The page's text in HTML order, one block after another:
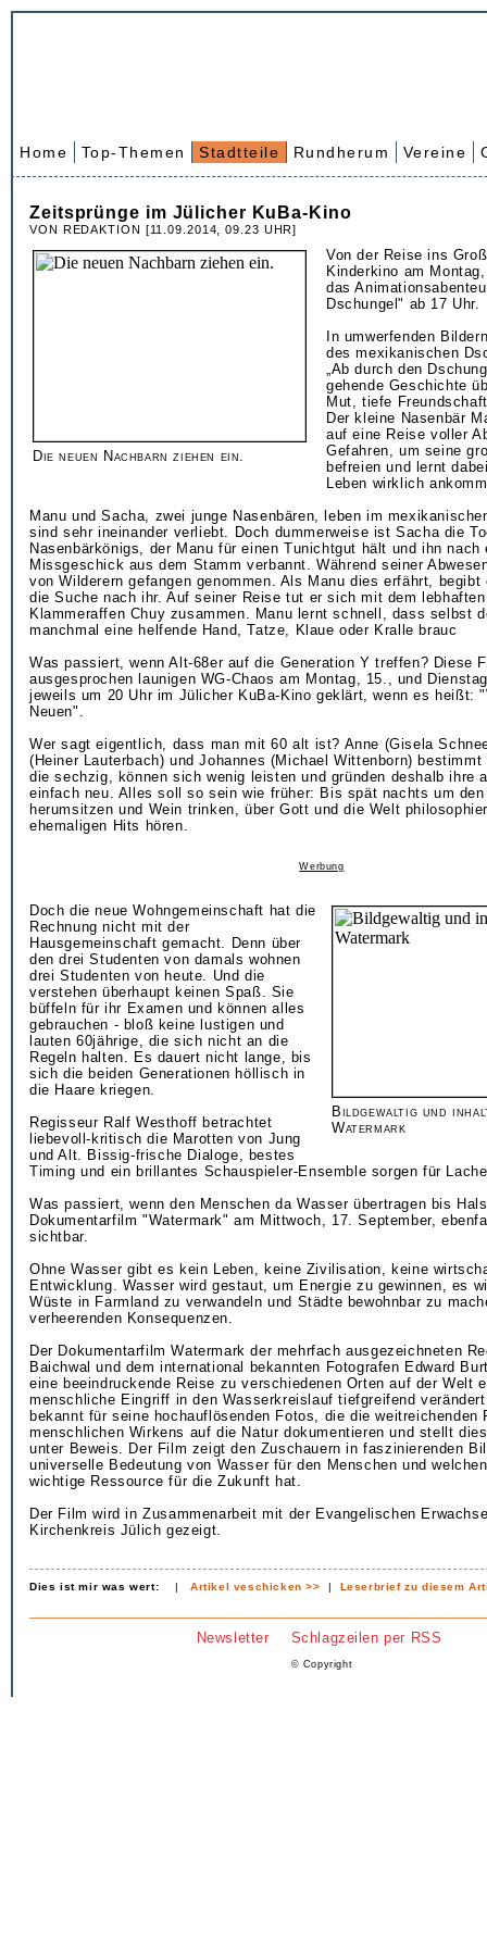
Home Top-Themen Stadtteile Rundherum Vereine
Zeitsprünge im Jülicher KuBa-Kino
VON REDAKTION [11.09.2014, 09.23 UHR]
Die neuen Nachbarn ziehen ein.
Von der Reise ins
Kinderkino am
das
Dschungel" ab 17 Uhr.
In umwerfenden
des mexikanischen
„Ab durch den
gehende Geschichte
Mut, tiefe
Der kleine Nasenbär
auf eine Reise voller
Gefahren, um seine
befreien und lernt
Leben wirklich
Manu und Sacha, zwei junge Nasenbären, leben im
sind sehr ineinander verliebt. Doch dummerweise ist Sacha die
Nasenbärkönigs, der Manu für einen Tunichtgut hält und ihn nach
Missgeschick aus dem Stamm verbannt. Während seiner
von Wilderern gefangen genommen. Als Manu dies erfährt,
die Suche nach ihr. Auf seiner Reise tut er sich mit dem
Klammeraffen Chuy zusammen. Manu lernt schnell, dass selbst
manchmal eine helfende Hand, Tatze, Klaue oder Kralle brauc
Was passiert, wenn Alt-68er auf die Generation Y treffen? Diese
ausgesprochen launigen WG-Chaos am Montag, 15., und
jeweils um 20 Uhr im Jülicher KuBa-Kino geklärt, wenn es heißt:
Neuen".
Wer sagt eigentlich, dass man mit 60 alt ist? Anne (Gisela
(Heiner Lauterbach) und Johannes (Michael Wittenborn)
die sechzig, können sich wenig leisten und gründen deshalb ihre
einfach neu. Alles soll so sein wie früher: Bis spät nachts um
herumsitzen und Wein trinken, über Gott und die Welt
ehemaligen Hits hören.
Werbung
Bildgewaltig und
Watermark
Doch die neue Wohngemeinschaft hat die
Rechnung nicht mit der
Hausgemeinschaft gemacht. Denn über
den drei Studenten von damals wohnen
drei Studenten von heute. Und die
verstehen überhaupt keinen Spaß. Sie
büffeln für ihr Examen und können alles
gebrauchen - bloß keine lustigen und
lauten 60jährige, die sich nicht an die
Regeln halten. Es dauert nicht lange, bis
sich die beiden Generationen höllisch in
die Haare kriegen.
Regisseur Ralf Westhoff betrachtet
liebevoll-kritisch die Marotten von Jung
und Alt. Bissig-frische Dialoge, bestes
Timing und ein brillantes Schauspieler-Ensemble sorgen für
Was passiert, wenn den Menschen da Wasser übertragen bis
Dokumentarfilm "Watermark" am Mittwoch, 17. September,
sichtbar.
Ohne Wasser gibt es kein Leben, keine Zivilisation, keine
Entwicklung. Wasser wird gestaut, um Energie zu gewinnen, es
Wüste in Farmland zu verwandeln und Städte bewohnbar zu
verheerenden Konsequenzen.
Der Dokumentarfilm Watermark der mehrfach ausgezeichneten
Baichwal und dem international bekannten Fotografen Edward
eine beeindruckende Reise zu verschiedenen Orten auf der Welt
menschliche Eingriff in den Wasserkreislauf tiefgreifend
bekannt für seine hochauflösenden Fotos, die die weitreichenden
menschlichen Wirkens auf die Natur dokumentieren und stellt
unter Beweis. Der Film zeigt den Zuschauern in faszinierenden
universelle Bedeutung von Wasser für den Menschen und
wichtige Ressource für die Zukunft hat.
Der Film wird in Zusammenarbeit mit der Evangelischen
Kirchenkreis Jülich gezeigt.
Dies ist mir was wert: |Artikel veschicken >> | Leserbrief zu diesem
Newsletter Schlagzeilen per RSS
© Copyright